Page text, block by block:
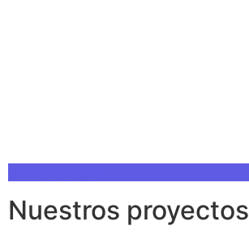
Nuestros proyectos